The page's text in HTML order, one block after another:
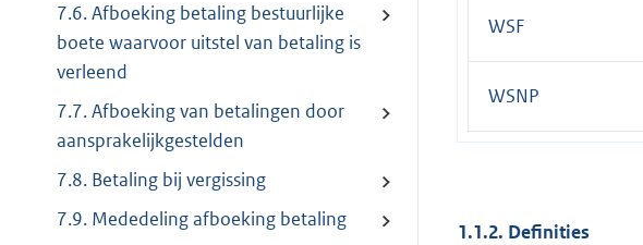
7.6. Afboeking betaling bestuurlijke
boete waarvoor uitstel van betaling is
verleend
7.7. Afboeking van betalingen door
aansprakelijkgestelden
7.8. Betaling bij vergissing
7.9. Mededeling afboeking betaling
WSF
WSNP
1.1.2. Definities